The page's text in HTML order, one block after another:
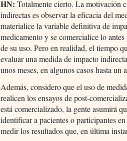
HN: Totalmente cierto. La motivación
indirectas es observar la eficacia del
materialice la variable definitiva de
medicamento y se comercialice lo
de su uso. Pero en realidad, el tiempo
evaluar una medida de impacto
unos meses, en algunos casos hasta
Además, considero que el uso de
realicen los ensayos de post-
está comercializado, la gente asumirá
identificar a pacientes o participantes
medir los resultados que, en última